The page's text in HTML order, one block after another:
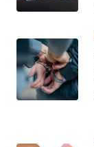
TENTANG
PEDOMAN
MEDIA
SIBER